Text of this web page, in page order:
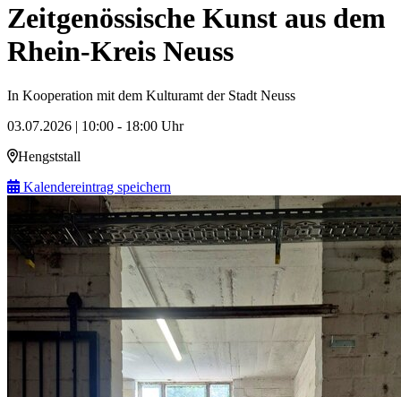
Zeitgenössische Kunst aus dem
Rhein-Kreis Neuss
In Kooperation mit dem Kulturamt der Stadt Neuss
03.07.2026 | 10:00 - 18:00 Uhr
Hengststall
Kalendereintrag speichern